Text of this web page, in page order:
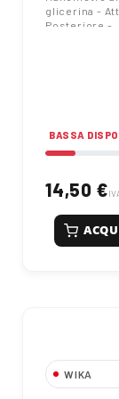
Wika
glicerina -
Posteriore -
BASSA
14,50 €
WIKA